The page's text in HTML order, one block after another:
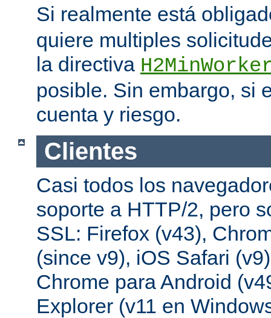
Si realmente está
quiere multiples
la directiva
posible. Sin embargo, si
cuenta y riesgo.
Clientes
Casi todos los
soporte a HTTP/2, pero
SSL: Firefox (v43),
(since v9), iOS Safari
Chrome para Android
Explorer (v11 en